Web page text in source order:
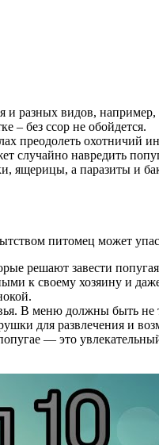
разных видов,
– без ссор не обойдется.
преодолеть охотничий
случайно навредить
ящерицы, а паразиты и
питомец может
решают завести
к своему хозяину и
В меню должны быть
для развлечения и
— это